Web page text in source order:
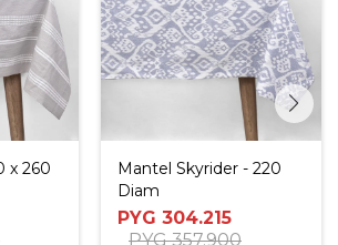
x 260
Mantel Skyrider - 220
Diam
PYG 304.215
PYG 357.900